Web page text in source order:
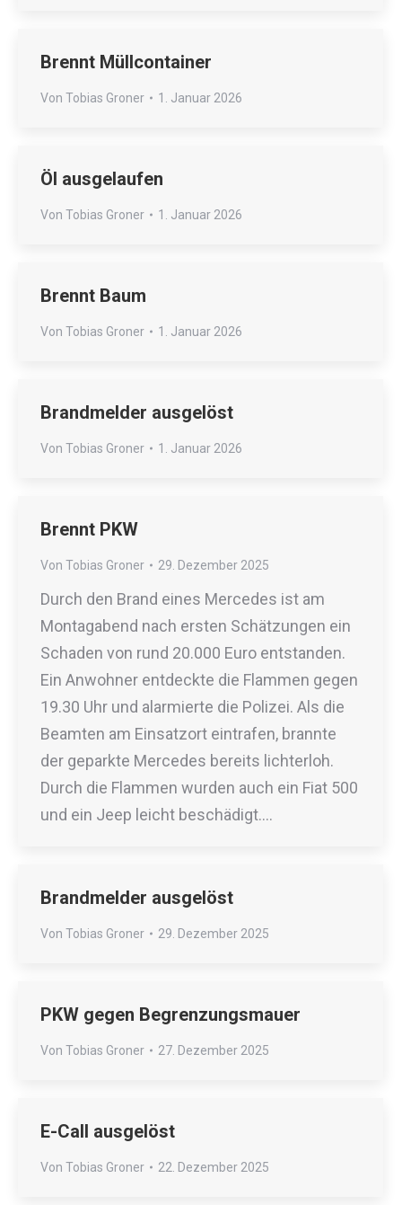
Brennt Müllcontainer
Von Tobias Groner 1. Januar 2026
Öl ausgelaufen
Von Tobias Groner 1. Januar 2026
Brennt Baum
Von Tobias Groner 1. Januar 2026
Brandmelder ausgelöst
Von Tobias Groner 1. Januar 2026
Brennt PKW
Von Tobias Groner 29. Dezember 2025
Durch den Brand eines Mercedes ist am
Montagabend nach ersten Schätzungen ein
Schaden von rund 20.000 Euro entstanden.
Ein Anwohner entdeckte die Flammen gegen
19.30 Uhr und alarmierte die Polizei. Als die
Beamten am Einsatzort eintrafen, brannte
der geparkte Mercedes bereits lichterloh.
Durch die Flammen wurden auch ein Fiat 500
und ein Jeep leicht beschädigt.…
Brandmelder ausgelöst
Von Tobias Groner 29. Dezember 2025
PKW gegen Begrenzungsmauer
Von Tobias Groner 27. Dezember 2025
E-Call ausgelöst
Von Tobias Groner 22. Dezember 2025